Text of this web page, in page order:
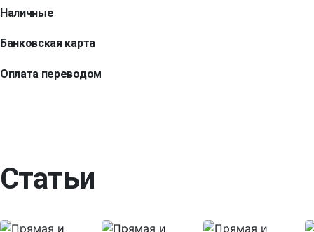
Наличные
Банковская карта
Оплата переводом
Статьи